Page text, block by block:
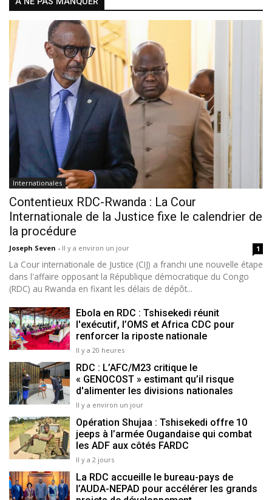
Internationales
Contentieux RDC-Rwanda : La Cour
Internationale de la Justice fixe le calendrier de
la procédure
Joseph Seven - Il y a environ un jour 1
La Cour internationale de Justice (CIJ) a franchi une nouvelle étape
dans l'affaire opposant la République démocratique du Congo
(RDC) au Rwanda en fixant les délais de dépôt...
Ebola en RDC : Tshisekedi réunit
l'exécutif, l’OMS et Africa CDC pour
renforcer la riposte nationale
Il y a 20 heures
RDC : L’AFC/M23 critique le
« GENOCOST » estimant qu’il risque
d'alimenter les divisions nationales
Il y a environ un jour
Opération Shujaa : Tshisekedi offre 10
jeeps à l’armée Ougandaise qui combat
les ADF aux côtés FARDC
Il y a 2 jours
La RDC accueille le bureau-pays de
l’AUDA-NEPAD pour accélérer les grands